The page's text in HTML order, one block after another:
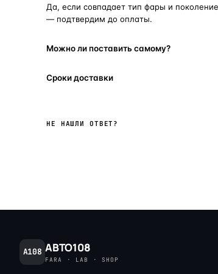
Да, если совпадает тип фары и
— подтвердим до оплаты.
Можно ли поставить самому?
Сроки доставки
НЕ НАШЛИ ОТВЕТ?
A108 АВТО108
FARA · LAB · SHOP